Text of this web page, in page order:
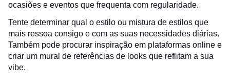
ocasiões e eventos que frequenta com regularidade.
Tente determinar qual o estilo ou mistura de estilos que
mais ressoa consigo e com as suas necessidades diárias.
Também pode procurar inspiração em plataformas online e
criar um mural de referências de looks que reflitam a sua
vibe.